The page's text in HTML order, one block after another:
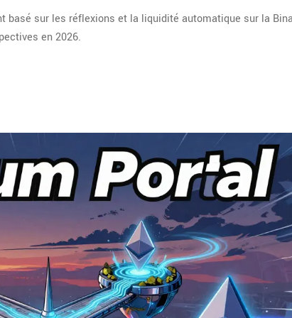
basé sur les réflexions et la liquidité automatique sur la
en 2026.